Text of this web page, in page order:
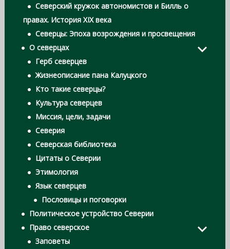
Северский кружок автономистов и Билль о
правах. История XIX века
Северцы: Эпоха возрождения и просвещения
О северцах
Герб северцев
Жизнеописание пана Калуцкого
Кто такие северцы?
Культура северцев
Миссия, цели, задачи
Северия
Северская библиотека
Цитаты о Северии
Этимология
Язык северцев
Пословицы и поговорки
Политическое устройство Северии
Право северское
Заповеты